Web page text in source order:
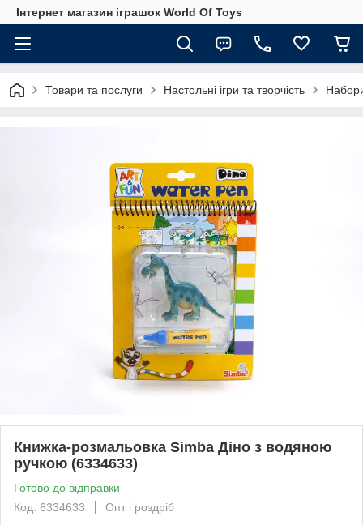
Інтернет магазин іграшок World Of Toys
Товари та послуги Настольні ігри та творчість
Книжка-розмальовка Simba Діно з водяною
ручкою (6334633)
Готово до відправки
Код: 6334633
Опт і роздріб